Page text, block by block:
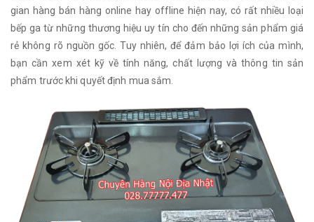
gian hàng bán hàng online hay offline hiện nay, có rất nhiều loại
bếp ga từ những thương hiệu uy tín cho đến những sản phẩm giá
rẻ không rõ nguồn gốc. Tuy nhiên, để đảm bảo lợi ích của mình,
bạn cần xem xét kỹ về tính năng, chất lượng và thông tin sản
phẩm trước khi quyết định mua sắm.